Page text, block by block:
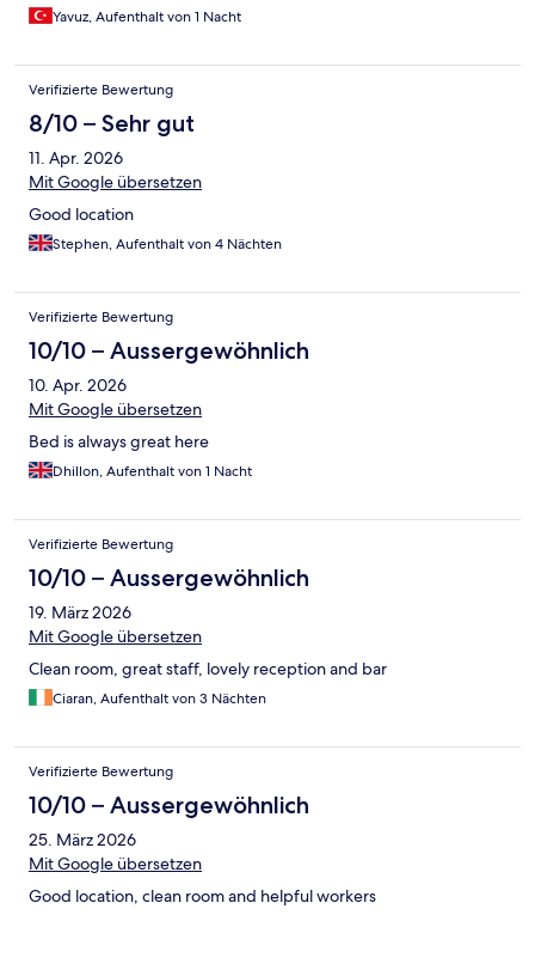
Yavuz, Aufenthalt von 1 Nacht
Verifizierte Bewertung
8/10 – Sehr gut
11. Apr. 2026
Mit Google übersetzen
Good location
Stephen, Aufenthalt von 4 Nächten
Verifizierte Bewertung
10/10 – Aussergewöhnlich
10. Apr. 2026
Mit Google übersetzen
Bed is always great here
Dhillon, Aufenthalt von 1 Nacht
Verifizierte Bewertung
10/10 – Aussergewöhnlich
19. März 2026
Mit Google übersetzen
Clean room, great staff, lovely reception and bar
Ciaran, Aufenthalt von 3 Nächten
Verifizierte Bewertung
10/10 – Aussergewöhnlich
25. März 2026
Mit Google übersetzen
Good location, clean room and helpful workers